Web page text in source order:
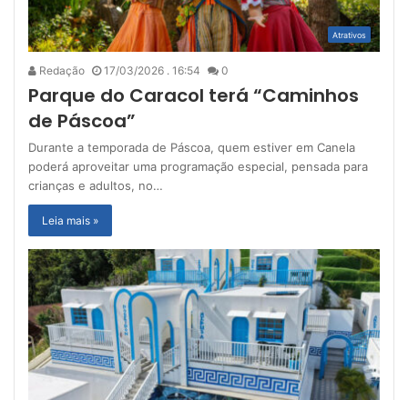
Atrativos
Redação 17/03/2026 . 16:54 0
Parque do Caracol terá “Caminhos
de Páscoa”
Durante a temporada de Páscoa, quem estiver em Canela
poderá aproveitar uma programação especial, pensada para
crianças e adultos, no…
Leia mais »